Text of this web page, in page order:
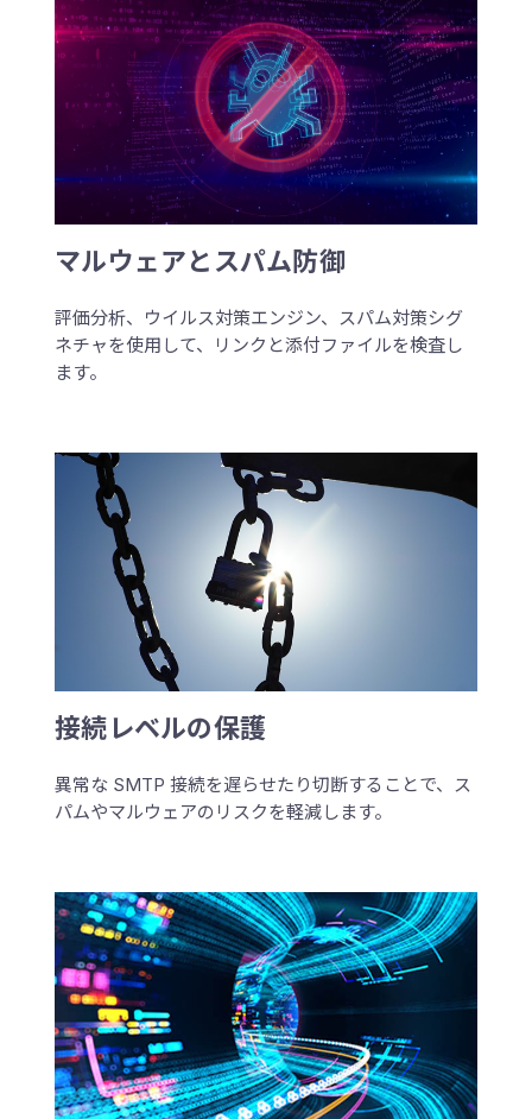
マルウェアとスパム防御
評価分析、ウイルス対策エンジン、スパム対策シグ
ネチャを使用して、リンクと添付ファイルを検査し
ます。
接続レベルの保護
異常な SMTP 接続を遅らせたり切断することで、ス
パムやマルウェアのリスクを軽減します。